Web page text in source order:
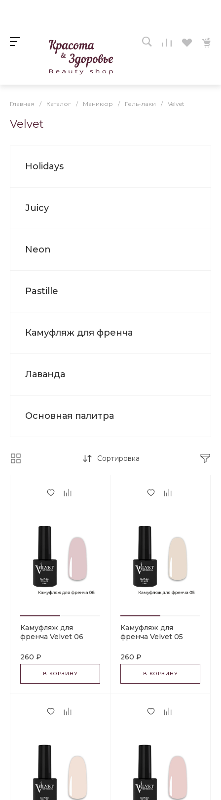
Главная / Каталог / Маникюр / Гель-лаки / Velvet
Velvet
Holidays
Juicy
Neon
Pastille
Камуфляж для френча
Лаванда
Основная палитра
Сортировка
Камуфляж для
френча Velvet 06
260 ₽
В КОРЗИНУ
Камуфляж для
френча Velvet 05
260 ₽
В КОРЗИНУ